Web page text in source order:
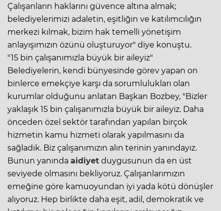
Çalışanların haklarını güvence altına almak;
belediyelerimizi adaletin, eşitliğin ve katılımcılığın
merkezi kılmak, bizim hak temelli yönetişim
anlayışımızın özünü oluşturuyor" diye konuştu.
"15 bin çalışanımızla büyük bir aileyiz"
Belediyelerin, kendi bünyesinde görev yapan on
binlerce emekçiye karşı da sorumlulukları olan
kurumlar olduğunu anlatan Başkan Bozbey, "Bizler
yaklaşık 15 bin çalışanımızla büyük bir aileyiz. Daha
önceden özel sektör tarafından yapılan birçok
hizmetin kamu hizmeti olarak yapılmasını da
sağladık. Biz çalışanımızın alın terinin yanındayız.
Bunun yanında aidiyet duygusunun da en üst
seviyede olmasını bekliyoruz. Çalışanlarımızın
emeğine göre kamuoyundan iyi yada kötü dönüşler
alıyoruz. Hep birlikte daha eşit, adil, demokratik ve